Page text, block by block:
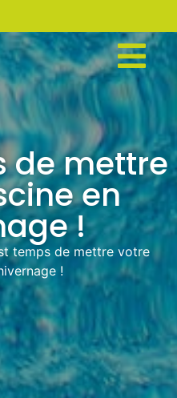
de mettre
en
!
temps de mettre votre
!